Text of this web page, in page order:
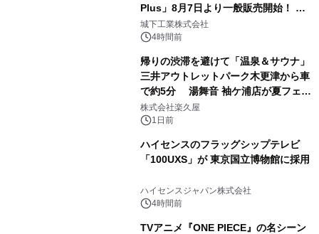
Plus」8月7日より一般販売開始！ ケ
ーブル1本つなぐだけ、テレビの音が
ぐっと豊かに
城下工業株式会社
4時間前
帰りの渋滞を避けて「温泉＆サウナ」
三井アウトレットパーク木更津から車
で約5分 湯舞音 袖ケ浦店が夏フェア
メニューを提供
株式会社楽久屋
1日前
ハイセンスのフラッグシップテレビ
「100UXS」が 東京国立博物館に採用
ハイセンスジャパン株式会社
4時間前
TVアニメ『ONE PIECE』の名シーン